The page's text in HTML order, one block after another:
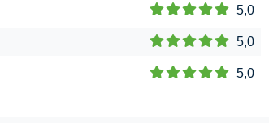
5,0
5,0
5,0